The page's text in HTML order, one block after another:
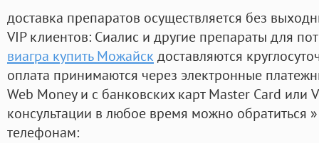
доставка препаратов осуществляется без
VIP клиентов: Сиалис и другие препараты для
виагра купить Можайск доставляются
оплата принимаются через электронные
Web Money и с банковских карт Master Card или
консультации в любое время можно обратиться
телефонам: